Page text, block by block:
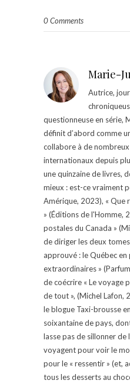
0 Comments
Marie-
Autrice,
questionneuse en série,
définit d’abord comme
collabore à de
internationaux depuis
une quinzaine de livres,
mieux : est-ce vraiment
Amérique, 2023), « Que
» (Éditions de l'Homme,
postales du Canada »
de diriger les deux
approuvé : le Québec
extraordinaires »
de coécrire « Le voyage
de tout », (Michel Lafon,
le blogue Taxi-brousse
soixantaine de pays,
lasse pas de sillonner de
voyagent pour voir le
pour le « ressentir » (et,
tous les desserts au